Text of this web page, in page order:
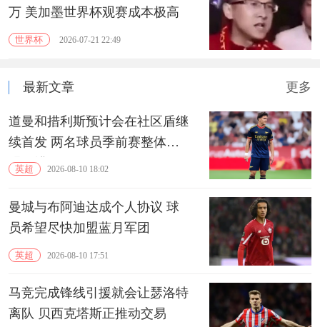
万 美加墨世界杯观赛成本极高
世界杯 2026-07-21 22:49
最新文章 更多
道曼和措利斯预计会在社区盾继
续首发 两名球员季前赛整体表
现不错
英超 2026-08-10 18:02
曼城与布阿迪达成个人协议 球
员希望尽快加盟蓝月军团
英超 2026-08-10 17:51
马竞完成锋线引援就会让瑟洛特
离队 贝西克塔斯正推动交易